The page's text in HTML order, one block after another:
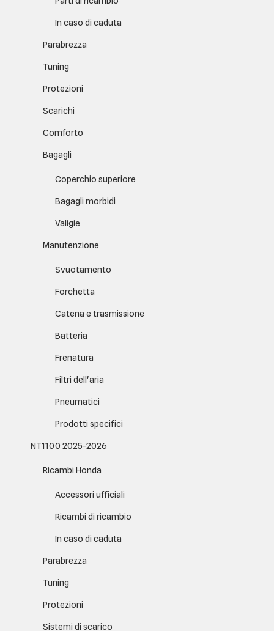
In caso di caduta
Parabrezza
Tuning
Protezioni
Scarichi
Comforto
Bagagli
Coperchio superiore
Bagagli morbidi
Valigie
Manutenzione
Svuotamento
Forchetta
Catena e trasmissione
Batteria
Frenatura
Filtri dell'aria
Pneumatici
Prodotti specifici
NT1100 2025-2026
Ricambi Honda
Accessori ufficiali
Ricambi di ricambio
In caso di caduta
Parabrezza
Tuning
Protezioni
Sistemi di scarico